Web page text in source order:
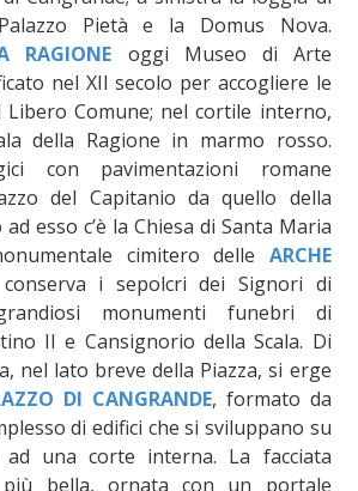
Pietà e la Domus Nova.
RAGIONE oggi Museo di Arte
nel XII secolo per accogliere le
Comune; nel cortile interno,
della Ragione in marmo rosso.
con pavimentazioni romane
del Capitanio da quello della
ad esso c’è la Chiesa di Santa Maria
cimitero delle ARCHE
i sepolcri dei Signori di
monumenti funebri di
II e Cansignorio della Scala. Di
nel lato breve della Piazza, si erge
DI CANGRANDE, formato da
di edifici che si sviluppano su
una corte interna. La facciata
bella, ornata con un portale